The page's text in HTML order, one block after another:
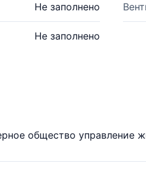
Не заполнено
Не заполнено
общество управление